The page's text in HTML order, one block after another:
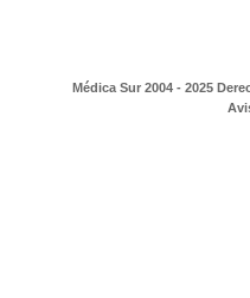
Médica Sur 2004 - 2025